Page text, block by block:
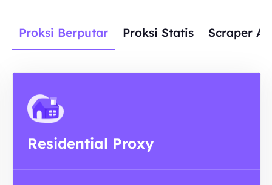
Proksi Berputar Proksi Statis Scraper
Residential Proxy